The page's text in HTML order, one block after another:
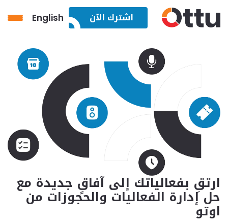
الدفع عن
اشترك الآن English
ارتقِ بفعالياتك إلى آفاقٍ جديدة مع
حل إدارة الفعاليات والحجوزات من
اوتو